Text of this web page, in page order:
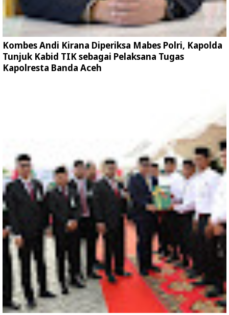
Kombes Andi Kirana Diperiksa Mabes Polri, Kapolda
Tunjuk Kabid TIK sebagai Pelaksana Tugas
Kapolresta Banda Aceh